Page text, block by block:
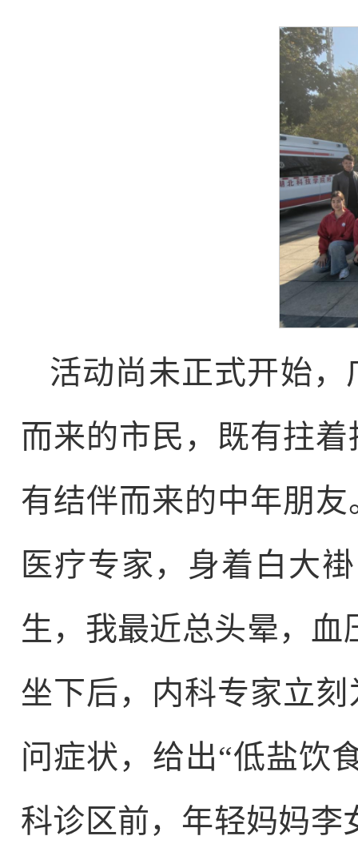
活动尚未正式开始
而来的市民，既有拄
有结伴而来的中年朋
医疗专家，身着白大
生，我最近总头晕，血
坐下后，内科专家立
问症状，给出“低盐饮
科诊区前，年轻妈妈李